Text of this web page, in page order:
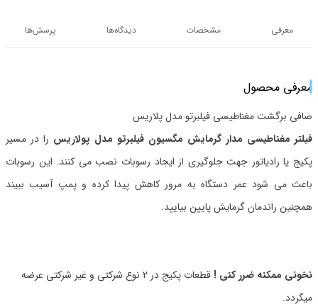
معرفی مشخصات دیدگاه‌ها پرسش‌ها
معرفی محصول
صافی برگشت مغناطیسی فیلبرتو مدل پلاریس
فیلتر مغناطیسی مدار گرمایش مگسیون فیلبرتو مدل پولاریس را در مسیر
پکیج یا رادیاتور جهت جلوگیری از ایجاد رسوبات نصب می کنند. این رسوبات
باعث می شود عمر دستگاه به مرور کاهش پیدا کرده و پمپ آسیب ببیند
همچنین راندمان گرمایش پایین بیایید.
نخونی ممکنه ضرر کنی !
قطعات پکیج در 2 نوع شرکتی و غیر شرکتی عرضه
میگردد.